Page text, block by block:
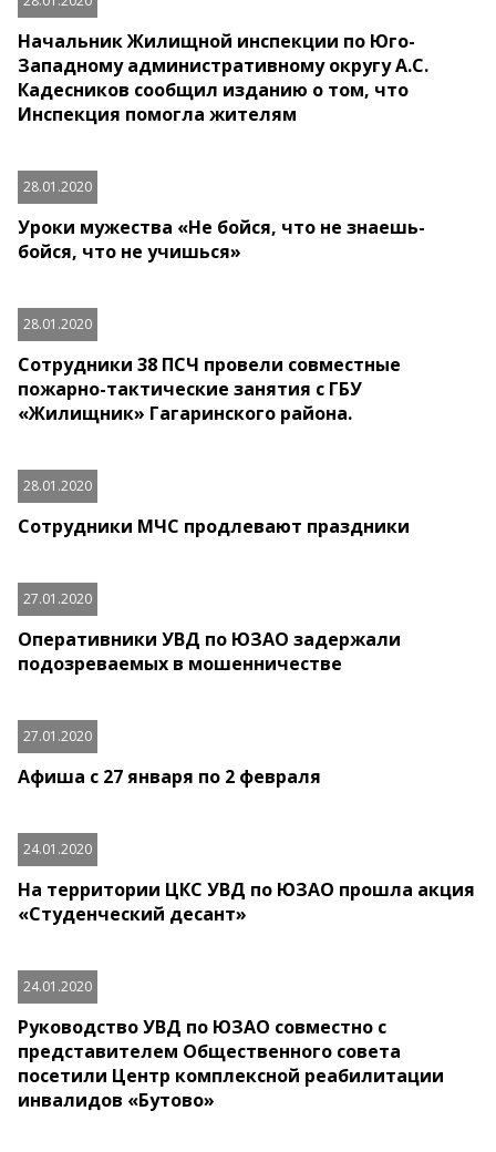
Начальник Жилищной инспекции по Юго-
Западному административному округу А.С.
Кадесников сообщил изданию о том, что
Инспекция помогла жителям
28.01.2020
Уроки мужества «Не бойся, что не знаешь-
бойся, что не учишься»
28.01.2020
Сотрудники 38 ПСЧ провели совместные
пожарно-тактические занятия с ГБУ
«Жилищник» Гагаринского района.
28.01.2020
Сотрудники МЧС продлевают праздники
27.01.2020
Оперативники УВД по ЮЗАО задержали
подозреваемых в мошенничестве
27.01.2020
Афиша с 27 января по 2 февраля
24.01.2020
На территории ЦКС УВД по ЮЗАО прошла акция
«Студенческий десант»
24.01.2020
Руководство УВД по ЮЗАО совместно с
представителем Общественного совета
посетили Центр комплексной реабилитации
инвалидов «Бутово»